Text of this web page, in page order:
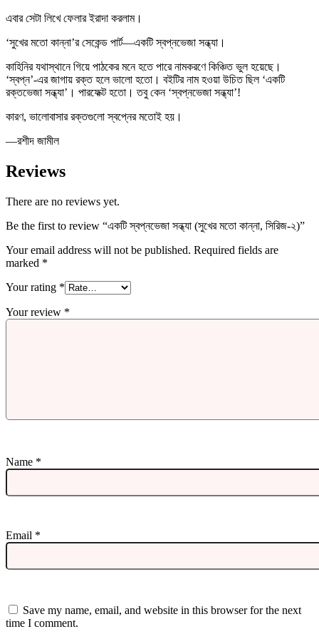
এবার সেটা লিখে ফেলার ইরাদা করলাম।
‘সুখের মতো কান্না’র সেকেন্ড পার্ট—একটি স্বপ্নভেজা সন্ধ্যা।
কাহিনির যথাস্থানে গিয়ে পাঠকের মনে হতে পারে নামকরণে কিঞ্চিত ভুল হয়েছে।
‘স্বপ্ন’-এর জাগায় রক্ত হলে ভালো হতো। বইটির নাম হওয়া উচিত ছিল ‘একটি
রক্তভেজা সন্ধ্যা’। পারফেক্ট হতো। তবু কেন ‘স্বপ্নভেজা সন্ধ্যা’!
কারণ, ভালোবাসার রক্তগুলো স্বপ্নের মতোই হয়।
—রশীদ জামীল
Reviews
There are no reviews yet.
Be the first to review “একটি স্বপ্নভেজা সন্ধ্যা (সুখের মতো কান্না, সিরিজ-২)”
Your email address will not be published. Required fields are
marked *
Your rating *
Your review *
Name *
Email *
Save my name, email, and website in this browser for the next
time I comment.